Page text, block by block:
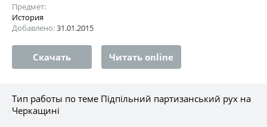
Предмет:
История
Добавлено:31.01.2015
Скачать Читать online
Тип работы по теме Підпільний партизанський рух на
Черкащині